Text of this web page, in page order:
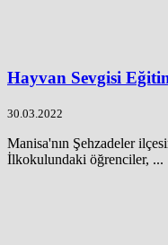
Hayvan Sevgisi
30.03.2022
Manisa'nın Şehzadeler
İlkokulundaki öğrenciler, ...